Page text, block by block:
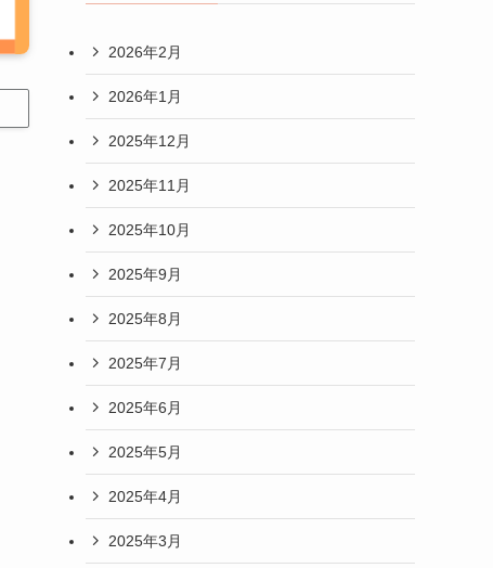
2026年2月
2026年1月
2025年12月
2025年11月
2025年10月
2025年9月
2025年8月
2025年7月
2025年6月
2025年5月
2025年4月
2025年3月